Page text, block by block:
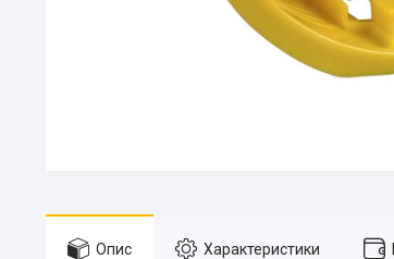
Опис Характеристики